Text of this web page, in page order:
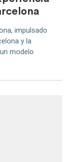
impulsado
y la
modelo